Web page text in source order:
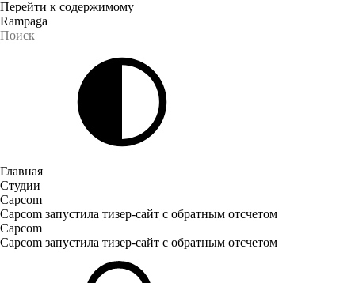
Перейти к содержимому
Rampaga
Главная
Студии
Capcom
Capcom запустила тизер-сайт с обратным отсчетом
Capcom
Capcom запустила тизер-сайт с обратным отсчетом